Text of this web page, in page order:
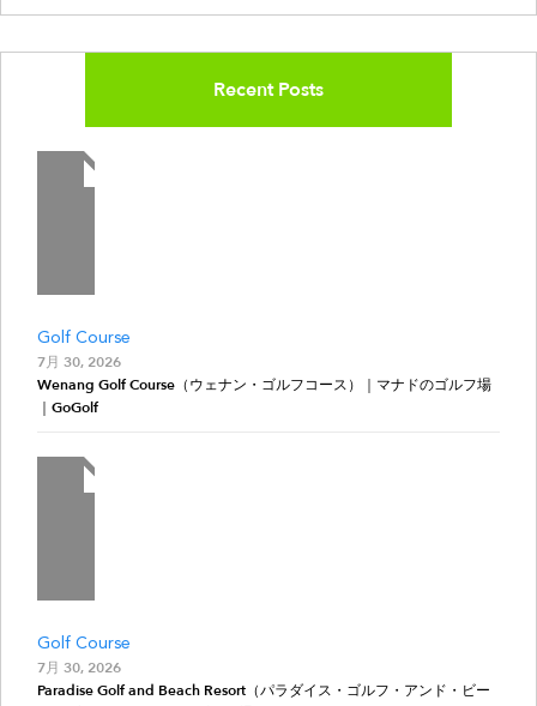
Recent Posts
Golf Course
7月 30, 2026
Wenang Golf Course（ウェナン・ゴルフコース）｜マナドのゴルフ場
｜GoGolf
Golf Course
7月 30, 2026
Paradise Golf and Beach Resort（パラダイス・ゴルフ・アンド・ビー